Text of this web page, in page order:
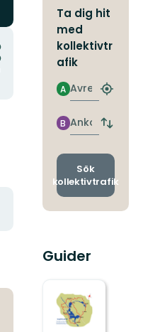
Ta dig hit
med
kollektivtr
afik
Avresa
A
Hitta
Ankomst
B
Byt
och
Sök
kollektivtrafik
Guider